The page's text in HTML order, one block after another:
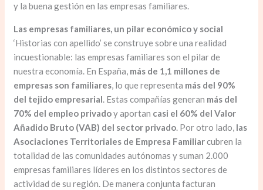
y la buena gestión en las empresas familiares.
Las empresas familiares, un pilar económico y social
‘Historias con apellido’ se construye sobre una realidad
incuestionable: las empresas familiares son el pilar de
nuestra economía. En España, más de 1,1 millones de
empresas son familiares, lo que representa más del 90%
del tejido empresarial. Estas compañías generan más del
70% del empleo privadoy aportan casi el 60% del Valor
Añadido Bruto (VAB) del sector privado. Por otro lado, las
Asociaciones Territoriales de Empresa Familiarcubren la
totalidad de las comunidades autónomas y suman 2.000
empresas familiares líderes en los distintos sectores de
actividad de su región. De manera conjunta facturan